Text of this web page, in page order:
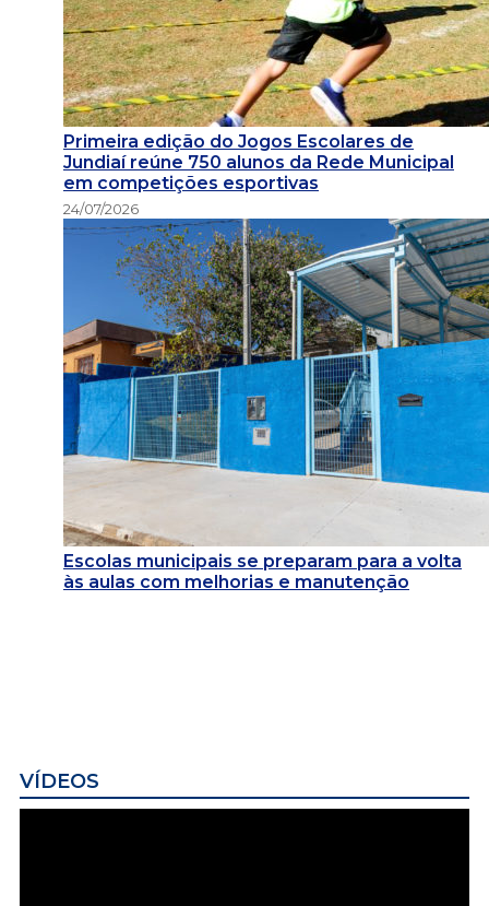
Primeira edição do Jogos Escolares de
Jundiaí reúne 750 alunos da Rede Municipal
em competições esportivas
24/07/2026
Escolas municipais se preparam para a volta
às aulas com melhorias e manutenção
VÍDEOS